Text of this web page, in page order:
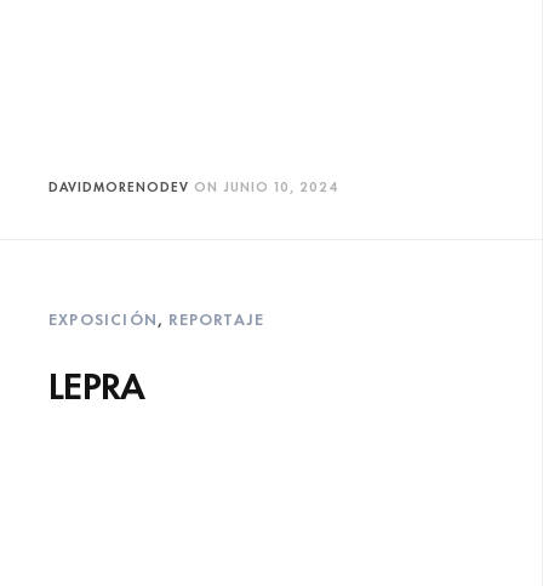
DAVIDMORENODEV ON JUNIO 10, 2024
EXPOSICIÓN, REPORTAJE
LEPRA